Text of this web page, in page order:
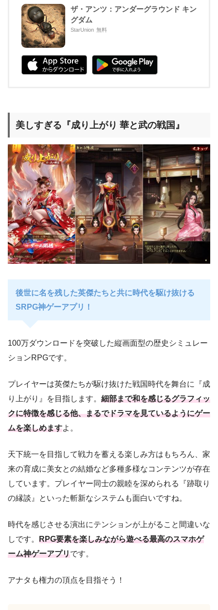
ザ・アンツ：アンダーグラウンド キン
グダム
StarUnion 無料
美しすぎる『成り上がり 華と武の戦国』
後世に名を残した英傑たちと共に時代を駆け抜ける
SRPG神ゲーアプリ！
100万ダウンロードを突破した縦画面型の歴史シミュレー
ションRPGです。
プレイヤーは英傑たちが駆け抜けた戦国時代を舞台に『成
り上がり』を目指します。 細部まで和を感じるグラフィッ
クに特徴を感じる他、まるでドラマを見ているようにゲー
ムを楽しめますよ。
天下統一を目指して戦力を蓄える楽しみ方はもちろん、家
来の育成に美女との結婚など多種多様なコンテンツが存在
しています。プレイヤー同士の親睦を深められる『跡取り
の縁談』といった斬新なシステムも面白いですね。
時代を感じさせる演出にテンションが上がること間違いな
しです。 RPG要素を楽しみながら遊べる最高のスマホゲ
ーム神ゲーアプリです。
アナタも権力の頂点を目指そう！